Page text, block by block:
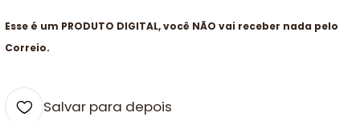
Esse é um PRODUTO DIGITAL, você NÃO vai receber nada pelo
Correio.
Salvar para depois